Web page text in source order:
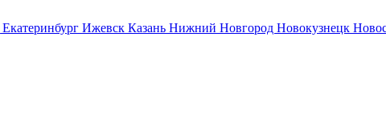
Екатеринбург Ижевск Казань Нижний Новгород Новокузнецк